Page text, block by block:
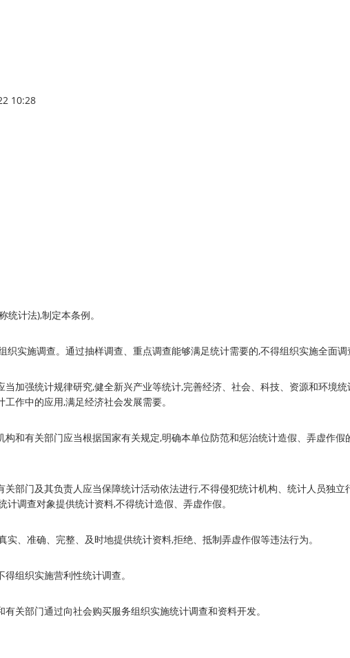
10:28
计法),制定本条例。
实施调查。通过抽样调查、重点调查能够满足统计需要的,不得组织实施全面调
加强统计规律研究,健全新兴产业等统计,完善经济、社会、科技、资源和环境统
作中的应用,满足经济社会发展需要。
和有关部门应当根据国家有关规定,明确本单位防范和惩治统计造假、弄虚作假
部门及其负责人应当保障统计活动依法进行,不得侵犯统计机构、统计人员独立
调查对象提供统计资料,不得统计造假、弄虚作假。
、准确、完整、及时地提供统计资料,拒绝、抵制弄虚作假等违法行为。
组织实施营利性统计调查。
关部门通过向社会购买服务组织实施统计调查和资料开发。